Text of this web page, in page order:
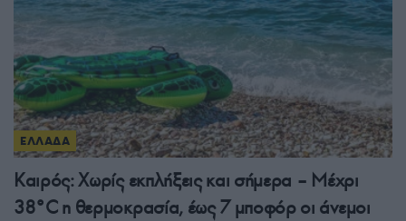
ΕΛΛΑΔΑ
Καιρός: Χωρίς εκπλήξεις και σήμερα – Μέχρι
38°C η θερμοκρασία, έως 7 μποφόρ οι άνεμοι